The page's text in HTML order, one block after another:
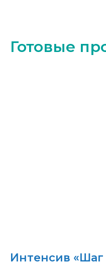
Готовые
Интенсив «Шаг